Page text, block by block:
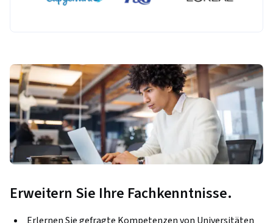
Erweitern Sie Ihre Fachkenntnisse.